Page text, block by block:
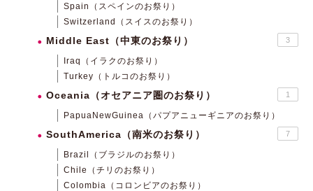
Spain（スペインのお祭り）
Switzerland（スイスのお祭り）
Middle East（中東のお祭り） 3
Iraq（イラクのお祭り）
Turkey（トルコのお祭り）
Oceania（オセアニア圏のお祭り） 1
PapuaNewGuinea（パプアニューギニアのお祭り）
SouthAmerica（南米のお祭り） 7
Brazil（ブラジルのお祭り）
Chile（チリのお祭り）
Colombia（コロンビアのお祭り）